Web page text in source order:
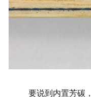
要说到内置芳碳